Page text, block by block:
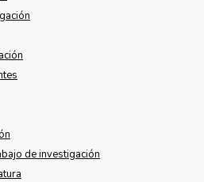
de investigación